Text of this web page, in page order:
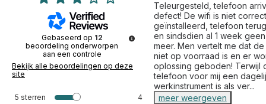
Gebaseerd op 12
beoordeling onderworpen
aan een controle
Bekijk alle beoordelingen op deze
site
5 sterren
4
Teleurgesteld, telefoon
defect! De wifi is niet correct
geïnstalleerd, telefoon
en sindsdien al 1 week
meer. Men vertelt me dat
niet op voorraad is en er
oplossing geboden! Terwijl
telefoon voor mij een
werkinstrument is als ver...
meer weergeven